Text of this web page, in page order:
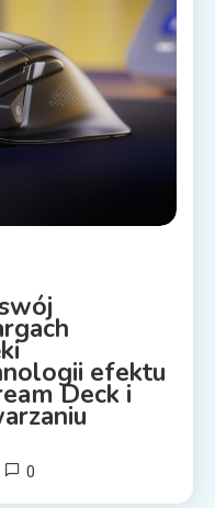
efektu
Deck i
0